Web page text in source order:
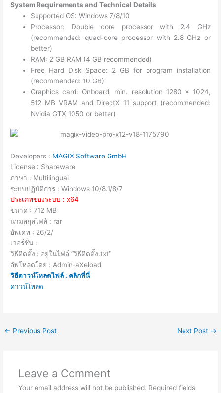
System Requirements and Technical Details
Supported OS: Windows 7/8/10
Processor: Double core processor with 2.4 GHz
(recommended: quad-core processor with 2.8 GHz or
better)
RAM: 2 GB RAM (4 GB recommended)
Free Hard Disk Space: 2 GB for program installation
(recommended: 10 GB)
Graphics card: Onboard, min. resolution 1280 x 1024,
512 MB VRAM and DirectX 11 support (recommended:
Nvidia GTX 1050 or better)
Developers : MAGIX Software GmbH
License : Shareware
ภาษา : Multilingual
ระบบปฏิบัติการ : Windows 10/8.1/8/7
ประเภทของระบบ : x64
ขนาด : 712 MB
นามสกุลไฟล์ : rar
อัพเดท : 26/2/
เวอร์ชั่น :
วิธีติดตั้ง : อยู่ในไฟล์ “วิธีติดตั้ง.txt”
อัพโหลดโดย : Admin-aXeload
วิธีดาวน์โหลดไฟล์ : คลิกที่นี่
ดาวน์โหลด
← Previous Post Next Post →
Leave a Comment
Your email address will not be published. Required fields